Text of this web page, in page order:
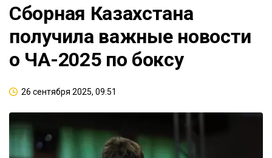
Сборная Казахстана
получила важные новости
о ЧА-2025 по боксу
26 сентября 2025, 09:51